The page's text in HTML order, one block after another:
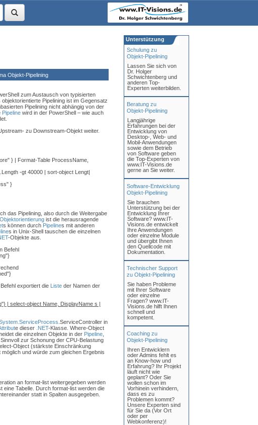
Objekt-Pipelining
zum Austausch von typisierten
Pipelining ist im Gegensatz
Pipelining nicht abhängig von der
Pipelinewird in der PowerShell – wie auch
zu Downstream-Objekt weiter.
} | Format-Table ProcessName,
-gt 40000 | sort-object Lengt|
}
das Pipelining, also durch die Weitergabe
Objektorientierungist die herausragende
s können durch Pipelines mit anderen
s in Unix-Shell tauschen die einzelnen
-Objekte aus.
Befehl
exportiert die Listeder Namen der
| select-object Name, DisplayName s |
.ServiceController in
e dieser .NET-Klasse. Where-Object
die einzelnen Objekte in der Pipeline,
zur Schonung der CPU-Belastung
Object (stärkste Einschränkung
und würde zum gleichen Ergebnis
an format-list weitergegeben werden
Tabelle. Durch format-list werden die
statt in Spalten ausgegeben.
Schulung zu
Objekt-Pipelining
Lassen Sie sich von
Dr. Holger
Schwichtenberg und
anderen Top-
Experten weiterbilden.
Beratung zu
Objekt-Pipelining
Langjährige
Erfahrungen bei der
Entwicklung von
Desktop-, Web- und
Mobil-Anwendungen
sowie dem Betrieb
von Software geben
die Top-Experten von
www.IT-Visions.de
gerne an Sie weiter.
Software-Entwicklung
Objekt-Pipelining
Sie brauchen
Unterstützung bei der
Entwicklung Ihrer
Software? www.IT-
Visions.de entwickelt
Ihre Anwendungen
oder einzelne Module
und übergibt Ihnen
den Quellcode mit
Dokumentation.
Technischer Support
zu Objekt-Pipelining
Sie haben Probleme
mit Ihrer Software
oder einzelne
Fragen? www.IT-
Visions.de hilft Ihnen
schnell und
kompetent.
Coaching zu
Objekt-Pipelining
Ihren Entwicklern
oder Admins fehlt es
an Know-how und
Erfahrung? Ihr Projekt
läuft nicht wie
geplant? Oder Sie
wollen schon im
Vorhinein verhindern,
dass es zu
Problemen kommt?
Unsere Experten sind
für Sie da (Vor Ort
oder per
Webkonferenz)!
Unterstützung